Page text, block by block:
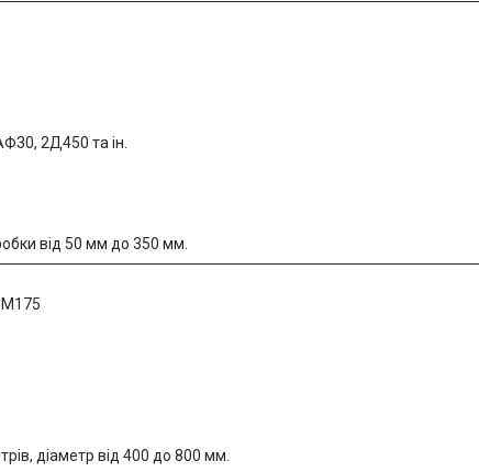
2Д450 та ін.
від 50 мм до 350 мм.
діаметр від 400 до 800 мм.